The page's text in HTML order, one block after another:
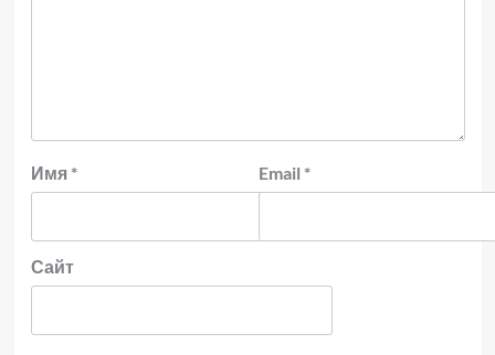
Имя * Email *
Сайт